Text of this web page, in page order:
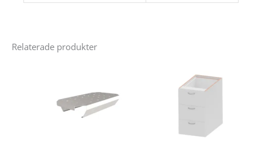
Relaterade produkter